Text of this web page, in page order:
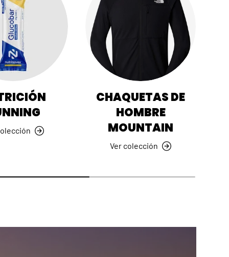
CHAQUETAS DE
HOMBRE
MOUNTAIN
Ver colección
LinkedIn